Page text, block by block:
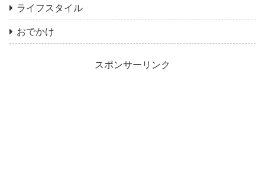
ライフスタイル
おでかけ
スポンサーリンク